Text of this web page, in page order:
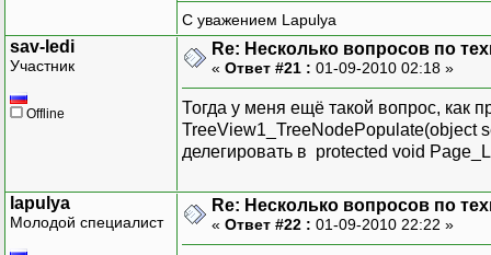
С уважением Lapulya
sav-ledi
Участник
Offline
Re: Несколько вопросов по
« Ответ #21 : 01-09-2010 02:18 »
Тогда у меня ещё такой вопрос, как
TreeView1_TreeNodePopulate(object
делегировать в protected void
lapulya
Молодой специалист
Re: Несколько вопросов по
« Ответ #22 : 01-09-2010 22:22 »